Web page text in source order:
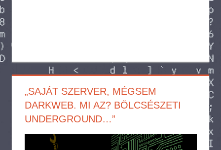
„SAJÁT SZERVER, MÉGSEM
DARKWEB. MI AZ? BÖLCSÉSZETI
UNDERGROUND…”